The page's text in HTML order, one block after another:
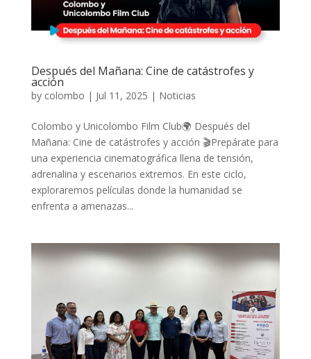
Después del Mañana: Cine de catástrofes y
acción
by colombo | Jul 11, 2025 | Noticias
Colombo y Unicolombo Film Club🌍 Después del
Mañana: Cine de catástrofes y acción 🎬Prepárate para
una experiencia cinematográfica llena de tensión,
adrenalina y escenarios extremos. En este ciclo,
exploraremos películas donde la humanidad se
enfrenta a amenazas...